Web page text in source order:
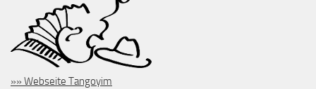
»» Webseite Tangoyim